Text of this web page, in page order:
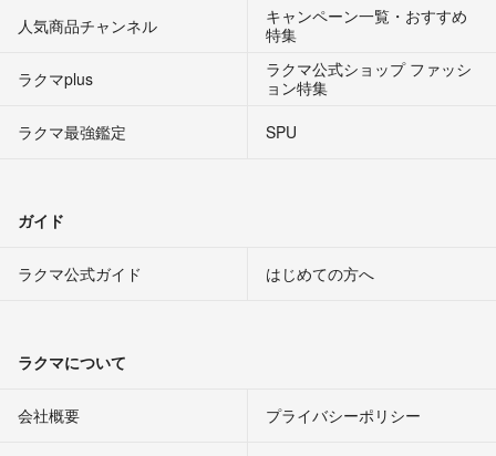
人気商品チャンネル
キャンペーン一覧・おすすめ
特集
ラクマplus
ラクマ公式ショップ ファッシ
ョン特集
ラクマ最強鑑定
SPU
ガイド
ラクマ公式ガイド はじめての方へ
ラクマについて
会社概要 プライバシーポリシー